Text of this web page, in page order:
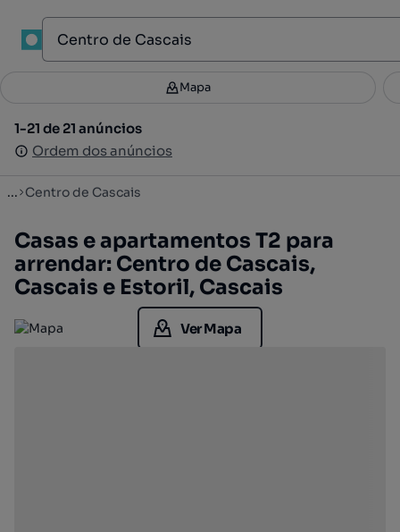
Filtros 3
1-21 de 21 anúncios
Ordem dos anúncios
Mapa
1-21 de 21 anúncios
Ordem dos anúncios
... Centro de Cascais
Casas e apartamentos T2 para
arrendar: Centro de Cascais,
Cascais e Estoril, Cascais
Ver Mapa